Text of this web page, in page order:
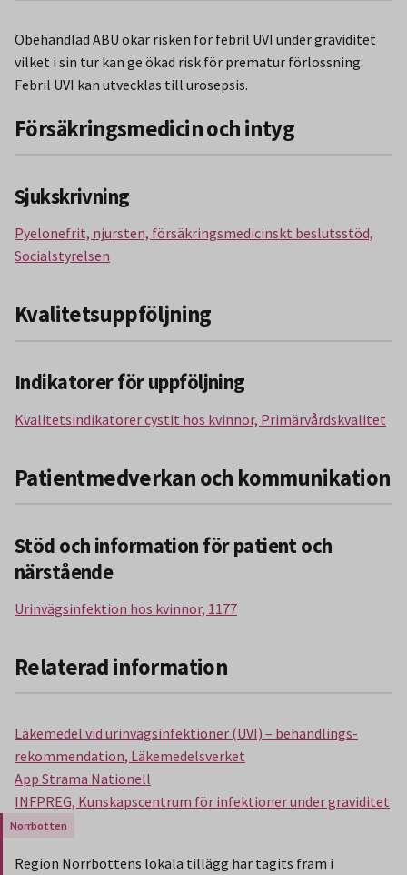
Obehandlad ABU ökar risken för febril UVI under graviditet
vilket i sin tur kan ge ökad risk för prematur förlossning.
Febril UVI kan utvecklas till urosepsis.
Försäkringsmedicin och intyg
Sjukskrivning
Pyelonefrit, njursten, försäkringsmedicinskt beslutsstöd,
Socialstyrelsen
Kvalitetsuppföljning
Indikatorer för uppföljning
Kvalitetsindikatorer cystit hos kvinnor, Primärvårdskvalitet
Patientmedverkan och kommunikation
Stöd och information för patient och
närstående
Urinvägsinfektion hos kvinnor, 1177
Relaterad information
Läkemedel vid urinvägsinfektioner (UVI) – behandlings­
rekommendation, Läkemedelsverket
App Strama Nationell
INFPREG, Kunskapscentrum för infektioner under graviditet
Gäller endast för Region Norrbotten.
Region Norrbottens lokala tillägg har tagits fram i